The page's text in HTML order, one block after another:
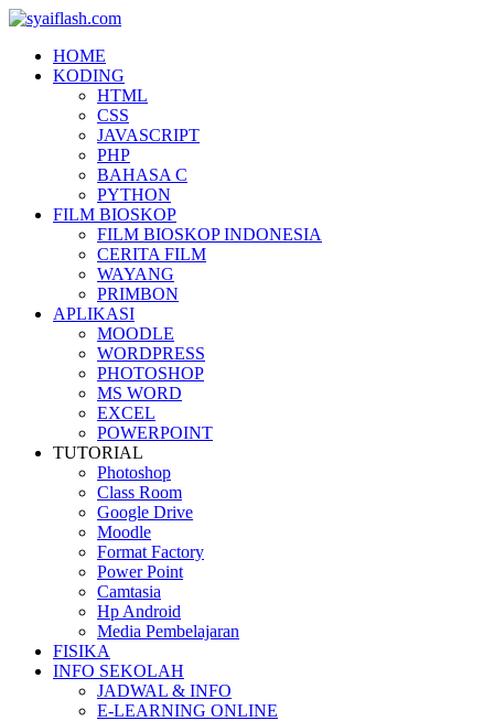
HOME
KODING
HTML
CSS
JAVASCRIPT
PHP
BAHASA C
PYTHON
FILM BIOSKOP
FILM BIOSKOP INDONESIA
CERITA FILM
WAYANG
PRIMBON
APLIKASI
MOODLE
WORDPRESS
PHOTOSHOP
MS WORD
EXCEL
POWERPOINT
TUTORIAL
Photoshop
Class Room
Google Drive
Moodle
Format Factory
Power Point
Camtasia
Hp Android
Media Pembelajaran
FISIKA
INFO SEKOLAH
JADWAL & INFO
E-LEARNING ONLINE